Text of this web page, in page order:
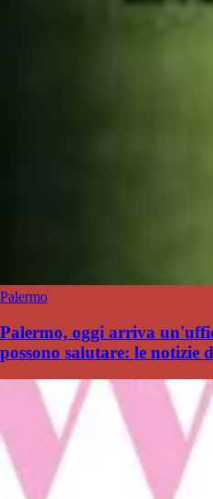
Palermo
Palermo, oggi arriva
possono salutare: le notizie